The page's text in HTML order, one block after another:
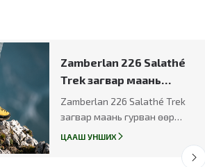
Zamberlan 226 Salathé
Trek загвар маань
гурван өөр улсын
хэвлэлээс "ШИЛДЭГ"
шагналыг авлаа.
Zamberlan 226 Salathé Trek
загвар маань гурван өөр
улсын хэвлэлээс "ШИЛДЭГ"
ЦААШ УНШИХ